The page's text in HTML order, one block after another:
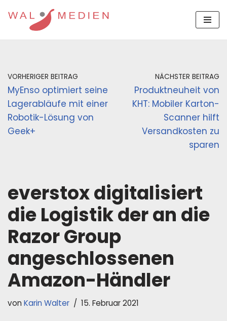
VORHERIGER BEITRAG
MyEnso optimiert seine
Lagerabläufe mit einer
Robotik-Lösung von
Geek+
NÄCHSTER BEITRAG
Produktneuheit von
KHT: Mobiler Karton-
Scanner hilft
Versandkosten zu
sparen
everstox digitalisiert
die Logistik der an die
Razor Group
angeschlossenen
Amazon-Händler
von Karin Walter 15. Februar 2021